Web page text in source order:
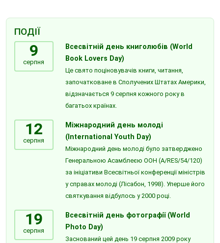
ПОДІЇ
9
серпня
Всесвітній день книголюбів (World
Book Lovers Day)
Це свято поціновувачів книги, читання,
започатковане в Сполучених Штатах Америки,
відзначається 9 серпня кожного року в
багатьох країнах.
12
серпня
Міжнародний день молоді
(International Youth Day)
Міжнародний день молоді було затверджено
Генеральною Асамблеєю ООН (A/RES/54/120)
за ініціативи Всесвітньої конференції міністрів
у справах молоді (Лісабон, 1998). Уперше його
святкування відбулось у 2000 році.
19
серпня
Всесвітній день фотографії (World
Photo Day)
Заснований цей день 19 серпня 2009 року